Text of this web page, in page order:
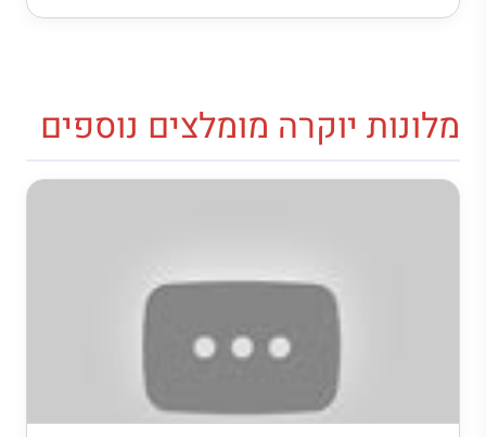
מלונות יוקרה מומלצים נוספים